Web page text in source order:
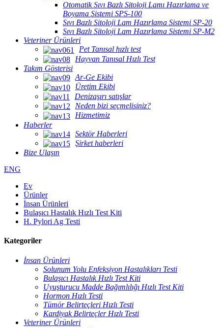
Otomatik Sıvı Bazlı Sitoloji Lamı Hazırlama ve
Boyama Sistemi SPS-100
Sıvı Bazlı Sitoloji Lam Hazırlama Sistemi SP-20
Sıvı Bazlı Sitoloji Lam Hazırlama Sistemi SP-M2
Veteriner Ürünleri
Pet Tanısal hızlı test
Hayvan Tanısal Hızlı Test
Takım Gösterisi
Ar-Ge Ekibi
Üretim Ekibi
Denizaşırı satışlar
Neden bizi seçmelisiniz?
Hizmetimiz
Haberler
Sektör Haberleri
Şirket haberleri
Bize Ulaşın
ENG
Ev
Ürünler
İnsan Ürünleri
Bulaşıcı Hastalık Hızlı Test Kiti
H. Pylori Ag Testi
Kategoriler
İnsan Ürünleri
Solunum Yolu Enfeksiyon Hastalıkları Testi
Bulaşıcı Hastalık Hızlı Test Kiti
Uyuşturucu Madde Bağımlılığı Hızlı Test Kiti
Hormon Hızlı Testi
Tümör Belirteçleri Hızlı Testi
Kardiyak Belirteçler Hızlı Testi
Veteriner Ürünleri